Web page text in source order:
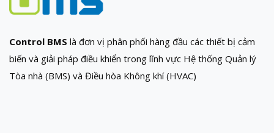
Control BMS là đơn vị phân phối hàng đầu các thiết bị cảm
biến và giải pháp điều khiển trong lĩnh vực Hệ thống Quản lý
Tòa nhà (BMS) và Điều hòa Không khí (HVAC)